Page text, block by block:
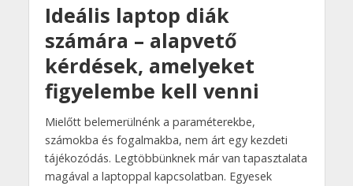
Ideális laptop diák
számára – alapvető
kérdések, amelyeket
figyelembe kell venni
Mielőtt belemerülnénk a paraméterekbe,
számokba és fogalmakba, nem árt egy kezdeti
tájékozódás. Legtöbbünknek már van tapasztalata
magával a laptoppal kapcsolatban. Egyesek